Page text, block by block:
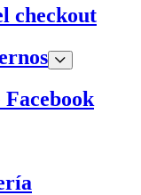
checkout